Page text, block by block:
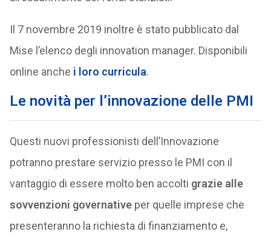
Il 7 novembre 2019 inoltre è stato pubblicato dal
Mise l’elenco degli innovation manager. Disponibili
online anche i loro curricula.
Le novità per l’innovazione delle PMI
Questi nuovi professionisti dell’Innovazione
potranno prestare servizio presso le PMI con il
vantaggio di essere molto ben accolti grazie alle
sovvenzioni governativeper quelle imprese che
presenteranno la richiesta di finanziamento e,